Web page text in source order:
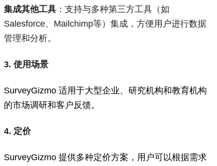
集成其他工具 ：支持与多种第三方工具（如
Salesforce、Mailchimp等）集成，方便用户进行数据
管理和分析。
3. 使用场景
SurveyGizmo 适用于大型企业、研究机构和教育机构
的市场调研和客户反馈。
4. 定价
SurveyGizmo 提供多种定价方案，用户可以根据需求